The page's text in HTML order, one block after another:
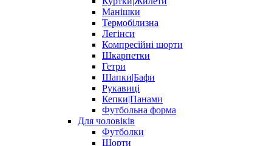
Манішки
Термобілизна
Легінси
Компресійні шорти
Шкарпетки
Гетри
Шапки|Бафи
Рукавиці
Кепки|Панами
Футбольна форма
Для чоловіків
Футболки
Шорти